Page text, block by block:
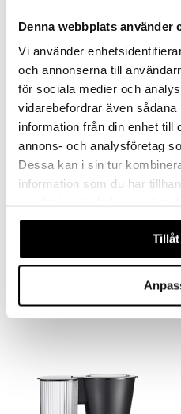
Denna webbplats använder
Vi använder
och annonserna till
för sociala medier och
vidarebefordrar även
information från din enhet till
annons- och analysföretag
Dessa kan i sin tur
information som du har
våra cookies vid fortsatt
299 kr (ord.348kr)
Skalkniv
Dessa knivar från Zwilling är ultimata för personer som brinner för matlagning.
1158